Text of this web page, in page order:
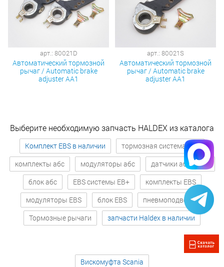
арт.: 80021D
Автоматический тормозной
рычаг / Automatic brake
adjuster AA1
арт.: 80021S
Автоматический тормозной
рычаг / Automatic brake
adjuster AA1
Выберите необходимую запчасть HALDEX из каталога
Комплект EBS в наличии
тормозная система абс
комплекты абс
модуляторы абс
датчики абс / ABS
блок абс
EBS системы EB+
комплекты EBS
модуляторы EBS
блок EBS
пневмоподвеска
Тормозные рычаги
запчасти Haldex в наличии
Вискомуфта Scania